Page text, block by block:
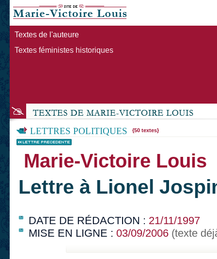
Textes de l'auteure
Textes féministes historiques
LETTRES POLITIQUES {50 textes}
Marie-Victoire Louis
Lettre à Lionel
DATE DE RÉDACTION : 21/11/1997
MISE EN LIGNE : 03/09/2006(texte